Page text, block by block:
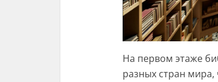
На первом этаже
разных стран мира,